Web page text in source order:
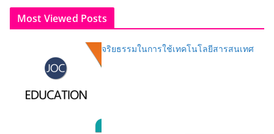
Most Viewed Posts
จริยธรรมในการใช้เทคโนโลยีสารสนเทศ